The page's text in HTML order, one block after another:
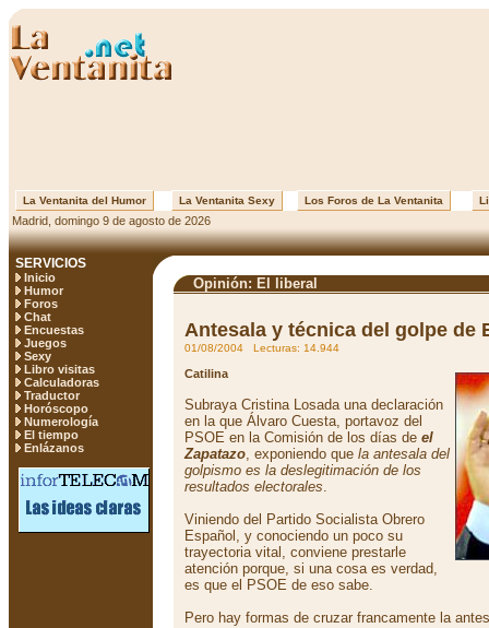
La Ventanita del Humor La Ventanita Sexy Los Foros de La Ventanita
Madrid, domingo 9 de agosto de 2026
SERVICIOS
Inicio
Humor
Foros
Chat
Encuestas
Juegos
Sexy
Libro visitas
Calculadoras
Traductor
Horóscopo
Numerología
El tiempo
Enlázanos
Opinión: El liberal
Antesala y técnica del golpe de
01/08/2004 Lecturas: 14.944
Catilina
Subraya Cristina Losada una declaración
en la que Álvaro Cuesta, portavoz del
PSOE en la Comisión de los días de el
Zapatazo, exponiendo que la antesala del
golpismo es la deslegitimación de los
resultados electorales.
Viniendo del Partido Socialista Obrero
Español, y conociendo un poco su
trayectoria vital, conviene prestarle
atención porque, si una cosa es verdad,
es que el PSOE de eso sabe.
Pero hay formas de cruzar francamente la